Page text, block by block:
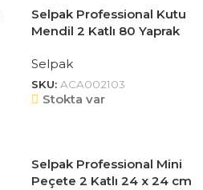
Selpak Professional Kutu
Mendil 2 Katlı 80 Yaprak
Selpak
SKU: ACA002103
Stokta var
Selpak Professional Mini
Peçete 2 Katlı 24 x 24 cm